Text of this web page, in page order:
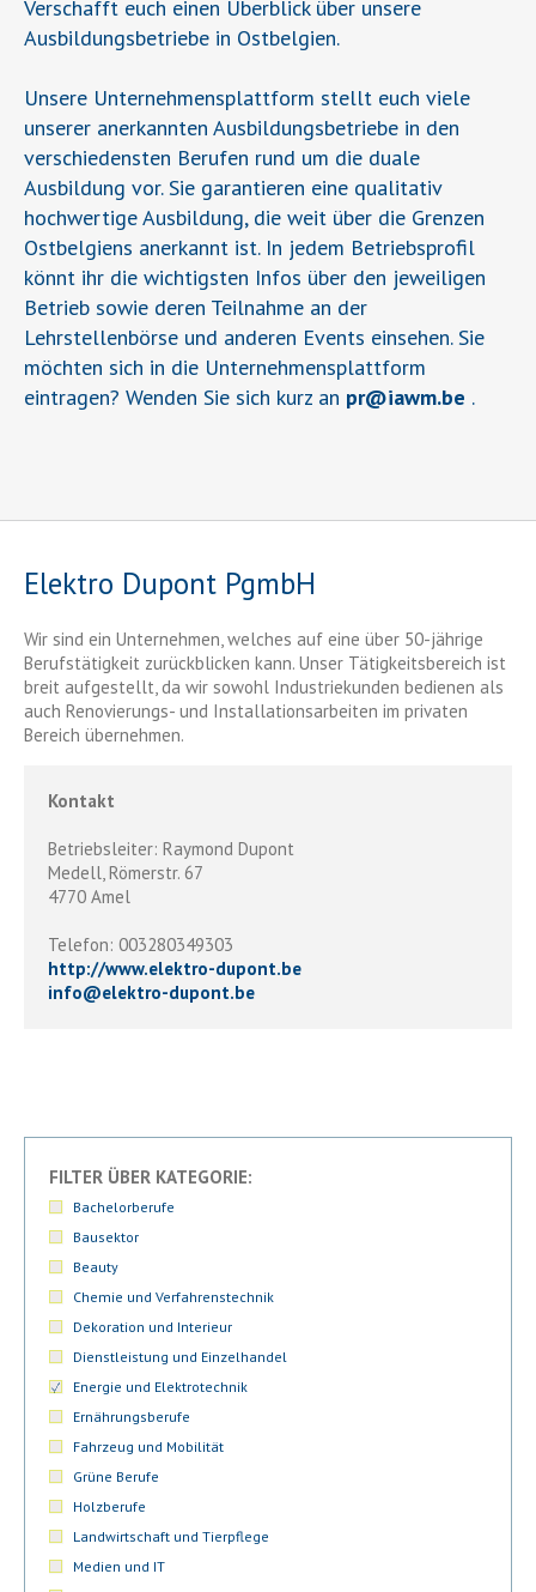
Verschafft euch einen Überblick über unsere
Ausbildungsbetriebe in Ostbelgien.
Unsere Unternehmensplattform stellt euch viele
unserer anerkannten Ausbildungsbetriebe in den
verschiedensten Berufen rund um die duale
Ausbildung vor. Sie garantieren eine qualitativ
hochwertige Ausbildung, die weit über die Grenzen
Ostbelgiens anerkannt ist. In jedem Betriebsprofil
könnt ihr die wichtigsten Infos über den jeweiligen
Betrieb sowie deren Teilnahme an der
Lehrstellenbörse und anderen Events einsehen. Sie
möchten sich in die Unternehmensplattform
eintragen? Wenden Sie sich kurz an pr@iawm.be .
Elektro Dupont PgmbH
Wir sind ein Unternehmen, welches auf eine über 50-jährige
Berufstätigkeit zurückblicken kann. Unser Tätigkeitsbereich ist
breit aufgestellt, da wir sowohl Industriekunden bedienen als
auch Renovierungs- und Installationsarbeiten im privaten
Bereich übernehmen.
Kontakt
Betriebsleiter: Raymond Dupont
Medell, Römerstr. 67
4770 Amel
Telefon: 003280349303
http://www.elektro-dupont.be
info@elektro-dupont.be
FILTER ÜBER KATEGORIE:
Bachelorberufe
Bausektor
Beauty
Chemie und Verfahrenstechnik
Dekoration und Interieur
Dienstleistung und Einzelhandel
Energie und Elektrotechnik
Ernährungsberufe
Fahrzeug und Mobilität
Grüne Berufe
Holzberufe
Landwirtschaft und Tierpflege
Medien und IT